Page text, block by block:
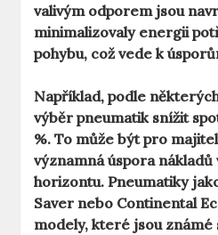
valivým odporem jsou
minimalizovaly energii
pohybu, což vede k
Například, podle
výběr pneumatik snížit
%. To může být pro
významná úspora
horizontu. Pneumatiky
Saver nebo Continental
modely, které jsou známé